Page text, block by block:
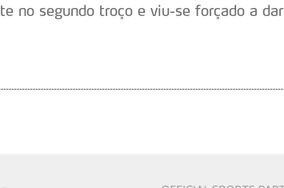
no segundo troço e viu-se forçado a dar